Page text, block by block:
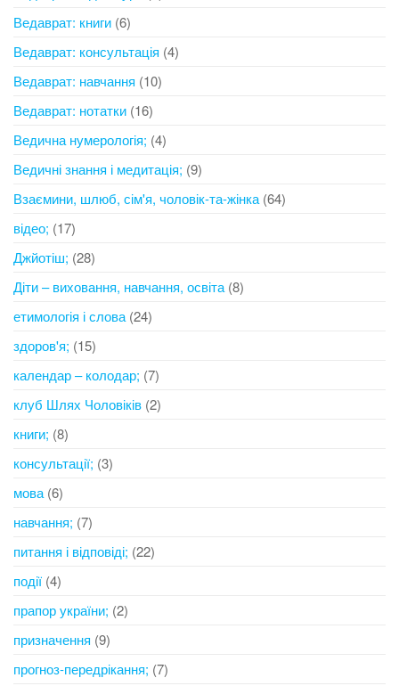
Ведаврат: книги (6)
Ведаврат: консультація (4)
Ведаврат: навчання (10)
Ведаврат: нотатки (16)
Ведична нумерологія; (4)
Ведичні знання і медитація; (9)
Взаємини, шлюб, сім'я, чоловік-та-жінка (64)
відео; (17)
Джйотіш; (28)
Діти – виховання, навчання, освіта (8)
етимологія і слова (24)
здоров'я; (15)
календар – колодар; (7)
клуб Шлях Чоловіків (2)
книги; (8)
консультації; (3)
мова (6)
навчання; (7)
питання і відповіді; (22)
події (4)
прапор україни; (2)
призначення (9)
прогноз-передрікання; (7)